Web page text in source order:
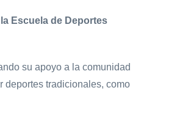
Escuela de Deportes
su apoyo a la comunidad
deportes tradicionales, como